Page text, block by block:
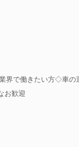
界で働きたい方◇車の
お歓迎